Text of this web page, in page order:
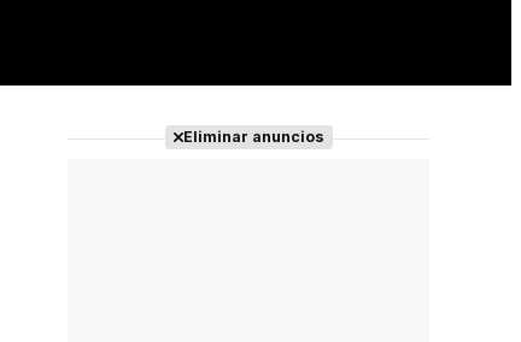
Eliminar anuncios